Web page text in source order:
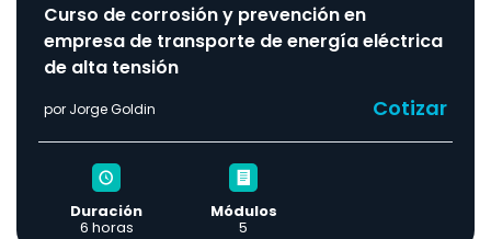
Curso de corrosión y prevención en
empresa de transporte de energía eléctrica
de alta tensión
por Jorge Goldin Cotizar
Duración
6 horas
Módulos
5